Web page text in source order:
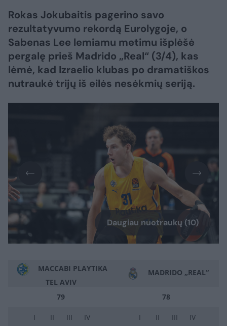
Rokas Jokubaitis pagerino savo
rezultatyvumo rekordą Eurolygoje, o
Sabenas Lee lemiamu metimu išplėšė
pergalę prieš Madrido „Real“ (3/4), kas
lėmė, kad Izraelio klubas po dramatiškos
nutraukė trijų iš eilės nesėkmių seriją.
Daugiau nuotraukų (10)
MACCABI PLAYTIKA
TEL AVIV
MADRIDO „REAL“
79 78
I II III
IV
I II III
IV